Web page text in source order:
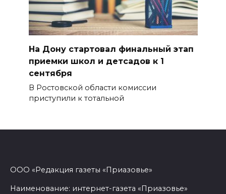
На Дону стартовал финальный этап
приемки школ и детсадов к 1
сентября
В Ростовской области комиссии
приступили к тотальной
ООО «Редакция газеты «Приазовье»
Наименование: интернет-газета «Приазовье»